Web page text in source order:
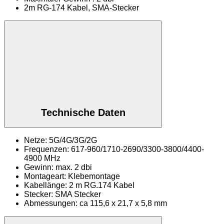
2m RG-174 Kabel, SMA-Stecker
Technische Daten
Netze: 5G/4G/3G/2G
Frequenzen: 617-960/1710-2690/3300-3800/4400-
4900 MHz
Gewinn: max. 2 dbi
Montageart: Klebemontage
Kabellänge: 2 m RG.174 Kabel
Stecker: SMA Stecker
Abmessungen: ca 115,6 x 21,7 x 5,8 mm